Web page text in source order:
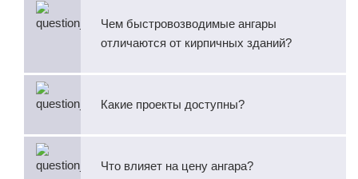
Чем быстровозводимые ангары
отличаются от кирпичных зданий?
Какие проекты доступны?
Что влияет на цену ангара?